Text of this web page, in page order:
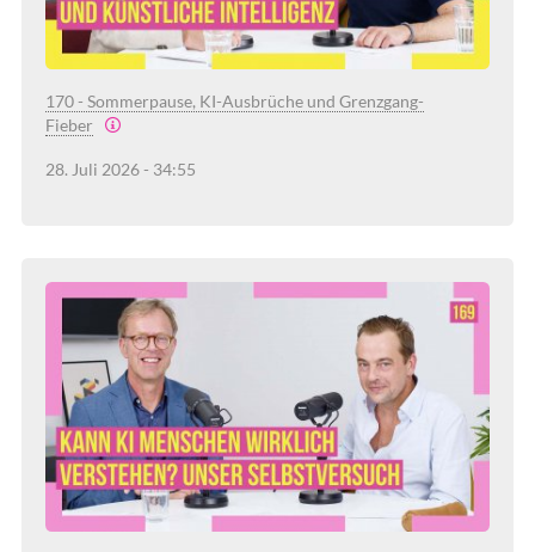
170 - Sommerpause, KI-Ausbrüche und Grenzgang-
Fieber
28. Juli 2026 - 34:55